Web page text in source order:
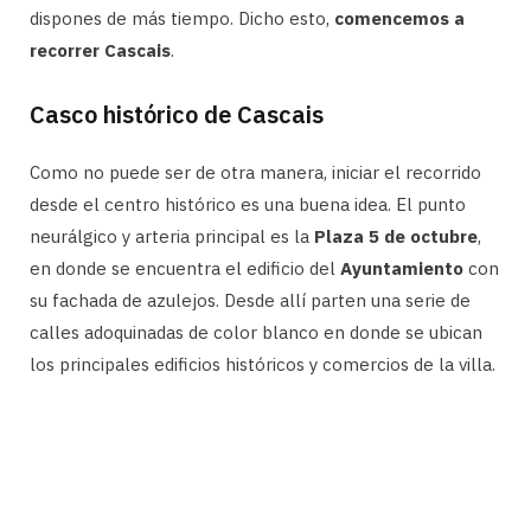
dispones de más tiempo. Dicho esto, comencemos a
recorrer Cascais.
Casco histórico de Cascais
Como no puede ser de otra manera, iniciar el recorrido
desde el centro histórico es una buena idea. El punto
neurálgico y arteria principal es la Plaza 5 de octubre,
en donde se encuentra el edificio del Ayuntamiento con
su fachada de azulejos. Desde allí parten una serie de
calles adoquinadas de color blanco en donde se ubican
los principales edificios históricos y comercios de la villa.